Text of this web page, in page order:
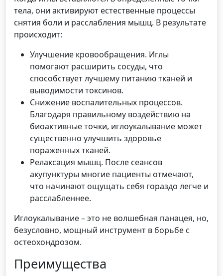
тела, они активируют естественные процессы
снятия боли и расслабления мышц. В результате
происходит:
Улучшение кровообращения. Иглы
помогают расширить сосуды, что
способствует лучшему питанию тканей и
выводимости токсинов.
Снижение воспалительных процессов.
Благодаря правильному воздействию на
биоактивные точки, иглоукалывание может
существенно улучшить здоровье
пораженных тканей.
Релаксация мышц. После сеансов
акупунктуры многие пациенты отмечают,
что начинают ощущать себя гораздо легче и
расслабленнее.
Иглоукалывание – это не волшебная панацея, но,
безусловно, мощный инструмент в борьбе с
остеохондрозом.
Преимущества